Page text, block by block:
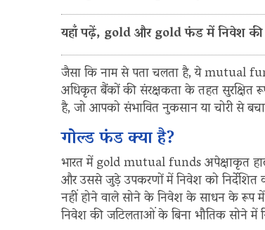
यहाँ पढ़ें, gold और gold फंड में निवेश की
जैसा कि नाम से पता चलता है, ये mutual
अधिकृत बैंकों की संरक्षकता के तहत सुरक्षित
है, जो आपको संभावित नुकसान या चोरी से
गोल्ड फंड क्या है?
भारत में gold mutual funds अपेक्षाकृत
और उससे जुड़े उपकरणों में निवेश को निर्देशित
नहीं होने वाले सोने के निवेश के साधन के रूप
निवेश की जटिलताओं के बिना भौतिक सोने में